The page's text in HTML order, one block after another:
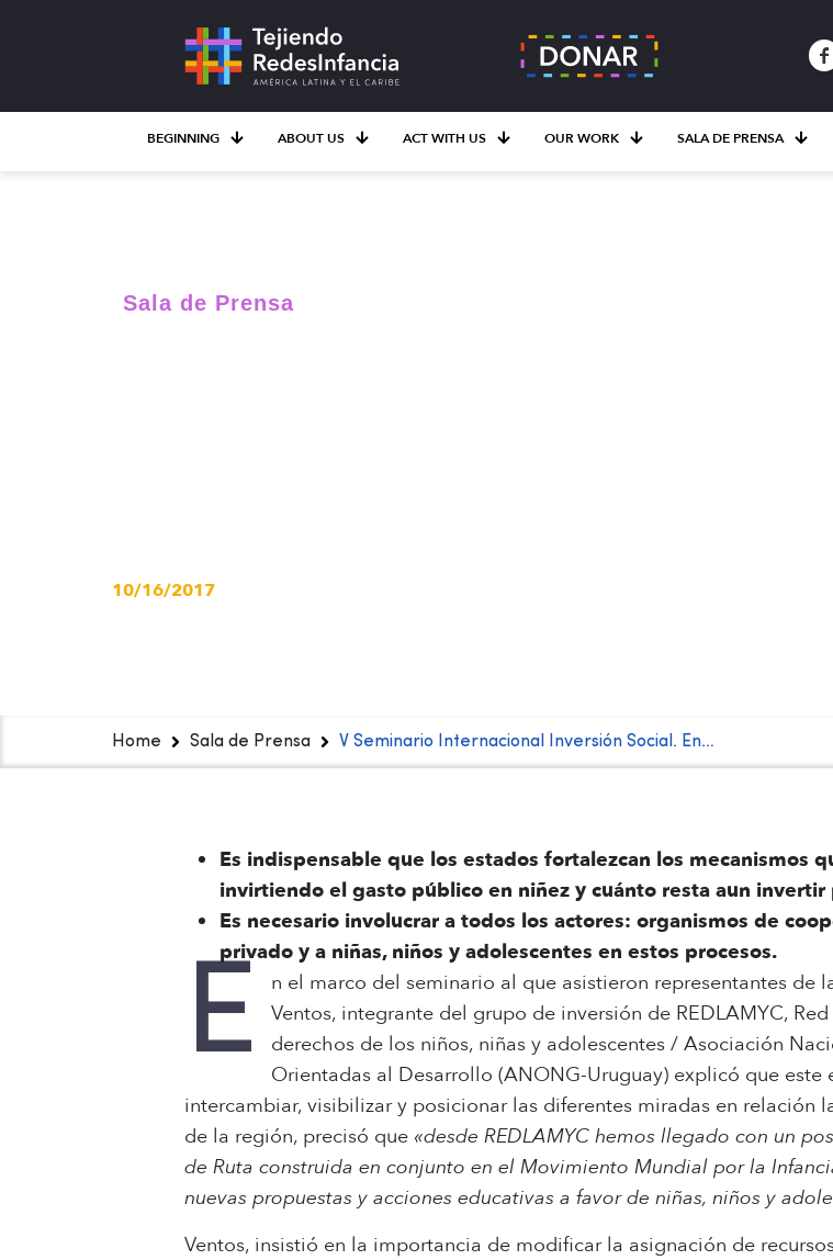
BEGINNING ABOUT US ACT WITH US OUR WORK SALA DE PRENSA
Sala de Prensa
10/16/2017
Home Sala de Prensa V Seminario Internacional Inversión Social. En…
Es indispensable que los estados fortalezcan los mecanismos
invirtiendo el gasto público en niñez y cuánto resta aun
Es necesario involucrar a todos los actores: organismos de
privado y a niñas, niños y adolescentes en estos procesos.
E
n el marco del seminario al que asistieron representantes de
Ventos, integrante del grupo de inversión de REDLAMYC,
derechos de los niños, niñas y adolescentes / Asociación
Orientadas al Desarrollo (ANONG-Uruguay) explicó que
intercambiar, visibilizar y posicionar las diferentes miradas en relación
de la región, precisó que «desde REDLAMYC hemos llegado con un
de Ruta construida en conjunto en el Movimiento Mundial por la
nuevas propuestas y acciones educativas a favor de niñas, niños y
Ventos, insistió en la importancia de modificar la asignación de